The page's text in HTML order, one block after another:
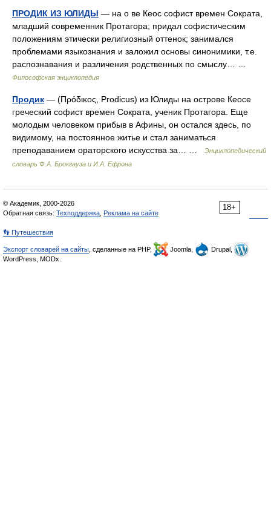
ПРОДИК ИЗ ЮЛИДЫ — на о ве Кеос софист времен Сократа,
младший современник Протагора; придал софистическим
положениям этически религиозный оттенок; занимался
проблемами языкознания и заложил основы синонимики, т.е.
распознавания и различения родственных по смыслу… …
Философская энциклопедия
Продик — (Πρόδικος, Prodicus) из Юлиды на острове Кеосе
греческий софист времен Сократа, ученик Протагора. Еще
молодым человеком прибыв в Афины, он остался здесь, по
видимому, на постоянное житье и стал заниматься
преподаванием ораторского искусства за… …
Энциклопедический
словарь Ф.А. Брокгауза и И.А. Ефрона
18+
© Академик, 2000-2026
Обратная связь: Техподдержка Реклама на сайте
👣 Путешествия
Экспорт словарей на сайты , сделанные на PHP, Joomla,
Drupal,
WordPress, MODx.